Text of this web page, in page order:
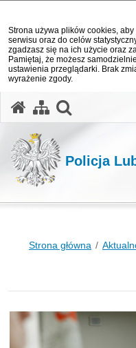
Strona używa plików cookies,
serwisu oraz do celów
zgadzasz się na ich użycie oraz
Pamiętaj, że możesz
ustawienia przeglądarki. Brak
wyrażenie zgody.
Policja
Strona główna